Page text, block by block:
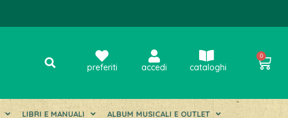
preferiti accedi cataloghi
0
LIBRI E MANUALI ALBUM MUSICALI E OUTLET